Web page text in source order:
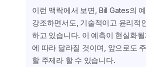
이런 맥락에서 보면, Bill Gates의
강조하면서도, 기술적이고 윤리적
하고 있습니다. 이 예측이 현실화
에 따라 달라질 것이며, 앞으로도
할 주제라 할 수 있습니다.